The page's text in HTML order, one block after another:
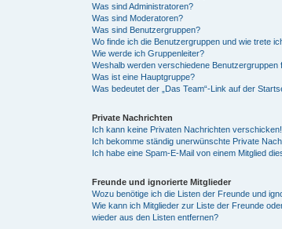
Was sind Administratoren?
Was sind Moderatoren?
Was sind Benutzergruppen?
Wo finde ich die Benutzergruppen und wie trete
Wie werde ich Gruppenleiter?
Weshalb werden verschiedene Benutzergruppen
Was ist eine Hauptgruppe?
Was bedeutet der „Das Team“-Link auf der
Private Nachrichten
Ich kann keine Privaten Nachrichten verschicken!
Ich bekomme ständig unerwünschte Private
Ich habe eine Spam-E-Mail von einem Mitglied
Freunde und ignorierte Mitglieder
Wozu benötige ich die Listen der Freunde und
Wie kann ich Mitglieder zur Liste der Freunde
wieder aus den Listen entfernen?